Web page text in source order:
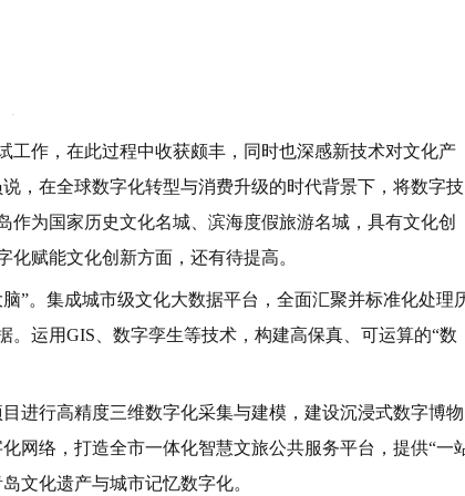
当前，全球人形机器人产业正处于从概念验证向场景赋
企业集聚是青岛市人形机器人产业发展由量变到质变的初
形机器人40%~50%的供应链与智能网联汽车高度重合，
智能网联汽车与人形机器人龙头企业共建智能汽车—人
控制等共性技术，建立联合实验室和中试平台，推动技术
模块等交叉领域，设立专项攻关计划。
，建设智能网联汽车和人形机器人产业共享的人工智能训
数据和人形机器人操作数据融合训练。”张炳君委员说，未
设立智能移动体联合实验室，重点突破多模态环境感知
形成可复用技术模块库。